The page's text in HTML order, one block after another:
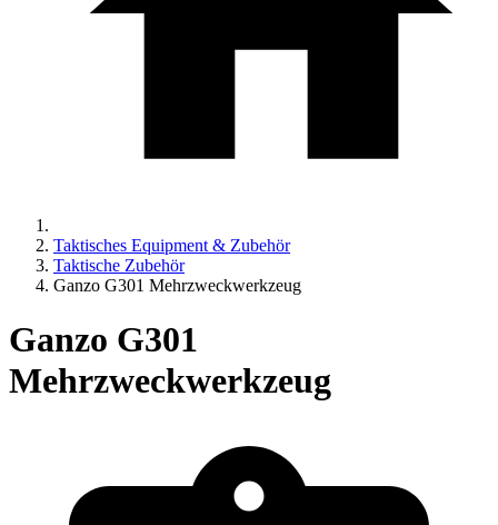
Taktisches Equipment & Zubehör
Taktische Zubehör
Ganzo G301 Mehrzweckwerkzeug
Ganzo G301
Mehrzweckwerkzeug